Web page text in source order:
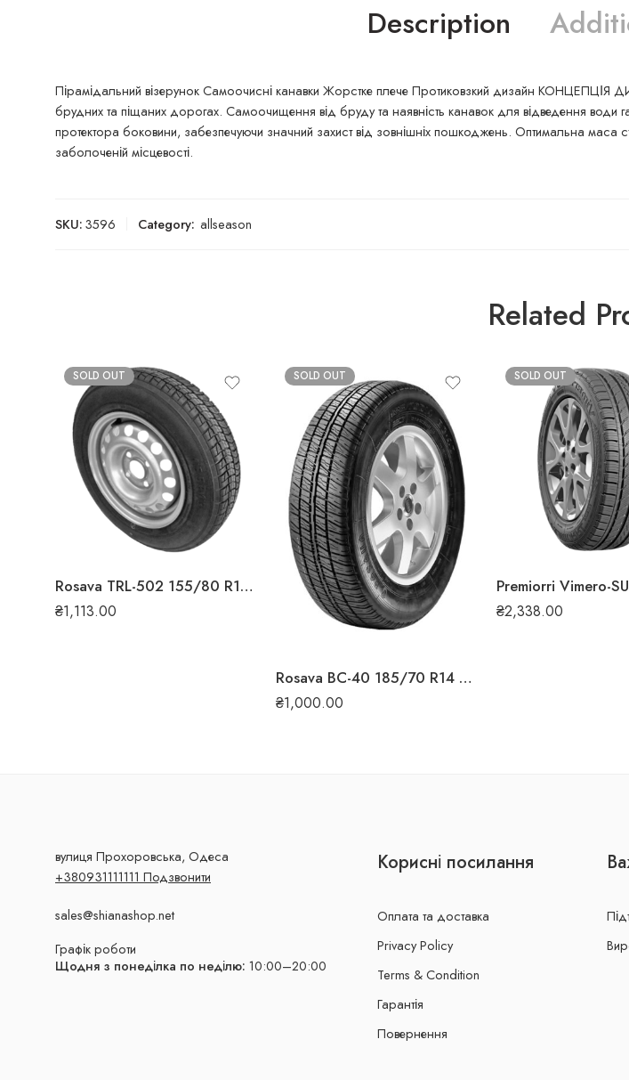
Description
Пірамідальний візерунок Самоочисні канавки Жорстке плече Протиковзкий дизайн КОНЦЕПЦІЯ
брудних та піщаних дорогах. Самоочищення від бруду та наявність канавок для відведення води
протектора боковини, забезпечуючи значний захист від зовнішніх пошкоджень. Оптимальна маса
заболоченій місцевості.
SKU:3596 Category: allseason
Related
SOLD OUT
Rosava TRL-502 155/80 R13 84N всесезонна шина
₴1,113.00
SOLD OUT
Rosava ВС-40 185/70 R14 88T всесезонна шина
₴1,000.00
SOLD OUT
₴2,338.00
вулиця Прохоровська, Одеса
+380931111111 Подзвонити
sales@shianashop.net
Графік роботи
Щодня з понеділка по неділю: 10:00–20:00
Корисні посилання
Оплата та доставка
Privacy Policy
Terms & Condition
Гарантія
Повернення